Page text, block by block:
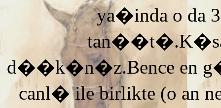
ya�inda o da
d��k�n�z.Bence en
canl� ile birlikte (o an